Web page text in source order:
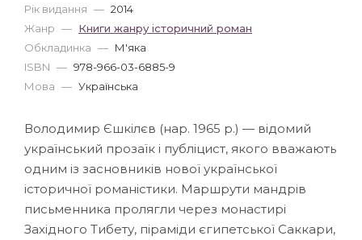
Рік видання — 2014
Жанр — Книги жанру історичний роман
Обкладинка — М'яка
ISBN — 978-966-03-6885-9
Мова — Українська
Володимир Єшкілєв (нар. 1965 р.) — відомий
український прозаїк і публіцист, якого вважають
одним із засновників нової української
історичної романістики. Маршрути мандрів
письменника пролягли через монастирі
Західного Тибету, піраміди єгипетської Саккари,